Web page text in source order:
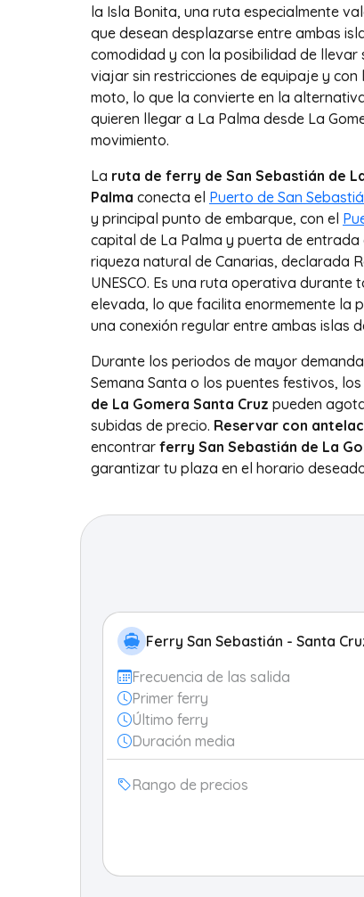
la Isla Bonita, una ruta especialmente
que desean desplazarse entre ambas
comodidad y con la posibilidad de llevar
viajar sin restricciones de equipaje y
moto, lo que la convierte en la
quieren llegar a La Palma desde La
movimiento.
La ruta de ferry de San Sebastián de
Palma conecta el Puerto de San
y principal punto de embarque, con el
capital de La Palma y puerta de
riqueza natural de Canarias, declarada
UNESCO. Es una ruta operativa durante
elevada, lo que facilita enormemente la
una conexión regular entre ambas islas
Durante los periodos de mayor
Semana Santa o los puentes festivos, los
de La Gomera Santa Cruz pueden
subidas de precio. Reservar con
encontrar ferry San Sebastián de La
garantizar tu plaza en el horario
Ferry San Sebastián - Santa
Frecuencia de las salida
Primer ferry
Último ferry
Duración media
Rango de precios